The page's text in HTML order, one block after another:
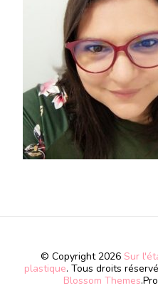
© Copyright 2026 Sur
plastique. Tous droits
Blossom Themes